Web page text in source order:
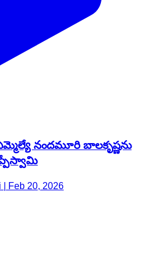
నందమూరి బాలకృష్ణను
| Feb 20, 2026